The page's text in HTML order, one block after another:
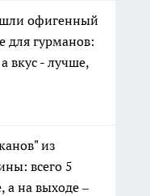
офигенный
для гурманов:
вкус - лучше,
из
всего 5
а на выходе –